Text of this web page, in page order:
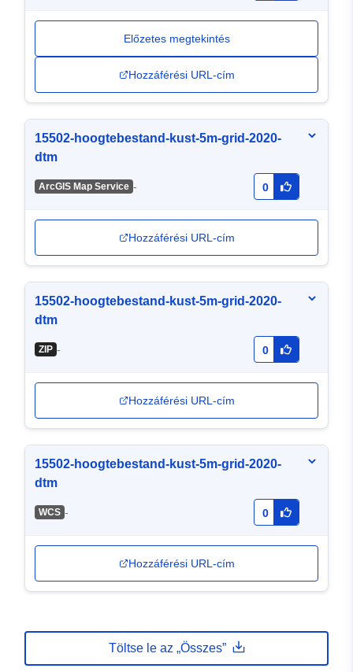
Előzetes megtekintés
Hozzáférési URL-cím
15502-hoogtebestand-kust-5m-grid-2020-
dtm
ArcGIS Map Service - 0
Hozzáférési URL-cím
15502-hoogtebestand-kust-5m-grid-2020-
dtm
ZIP - 0
Hozzáférési URL-cím
15502-hoogtebestand-kust-5m-grid-2020-
dtm
WCS - 0
Hozzáférési URL-cím
Töltse le az „Összes”